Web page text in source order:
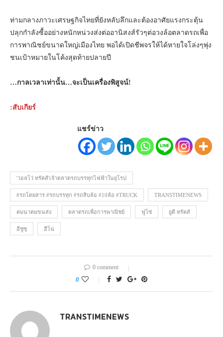
ท่ามกลางภาวะเศรษฐกิจไทยที่ยังหลับลึกและต้องอาศัยแรงกระตุ้น
ปลุกกำลังซื้ออย่างหนักหน่วงส่งต่ออานิสงส์รัวๆต่อวงล้อตลาดรถเพื่อ
การพาณิชย์ขนาดใหญ่เมืองไทย พอได้เปิดชีพจรให้ได้หายใจโล่งๆพุ่ง
ชนเป้าหมายในโค้งสุดท้ายปลายปี
…กาลเวลาเท่านั้น…จะเป็นเครื่องพิสูจน์!
:สับเกียร์
แชร์ข่าว
'วอลโว่ ทรัคส์'เจ้าตลาดรถบรรทุกไฟฟ้าในยุโรป
#รถโดยสาร #รถบรรทุก #รถสิบล้อ #10ล้อ #TRUCK TRANSTIMENEWS
คมนาคมขนส่ง ตลาดรถเพื่อการพาณิชย์ ฟูโซ่ ยูดี ทรัคส์
อีซูซุ ฮีโน่
0 comment
0
TRANSTIMENEWS